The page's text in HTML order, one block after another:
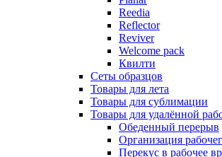
Reedia
Reflector
Reviver
Welcome pack
Квилти
Сеты образцов
Товары для лета
Товары для сублимации
Товары для удалённой
Обеденный перерыв
Организация
Перекус в рабочее